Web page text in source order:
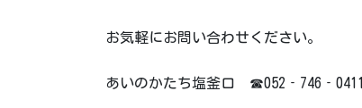
お気軽にお問い合わせください。
あいのかたち塩釜口 ☎052‐746‐0411